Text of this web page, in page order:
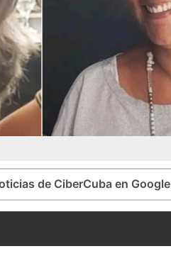
de CiberCuba en Google